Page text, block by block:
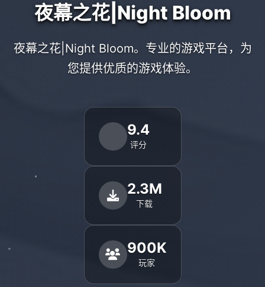
夜幕之花|Night Bloom
夜幕之花|Night Bloom。专业的游戏平台，为
您提供优质的游戏体验。
9.4
评分
2.3M
下载
900K
玩家